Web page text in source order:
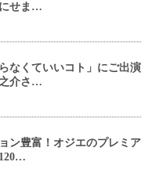
せま…
なくていいコト」にご出演
介さ…
ン豊富！オジエのプレミア